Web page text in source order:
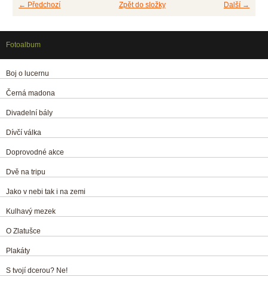
← Předchozí Další →
Zpět do složky
Fotoalbum
Boj o lucernu
Černá madona
Divadelní bály
Dívčí válka
Doprovodné akce
Dvě na tripu
Jako v nebi tak i na zemi
Kulhavý mezek
O Zlatušce
Plakáty
S tvojí dcerou? Ne!